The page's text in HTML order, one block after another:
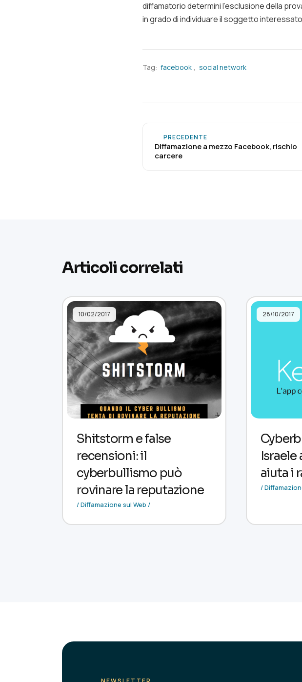
diffamatorio determini l’esclusione della
in grado di individuare il soggetto
Tag: facebook , social network
PRECEDENTE
Diffamazione a mezzo Facebook, rischio
carcere
Articoli correlati
10/02/2017
Shitstorm e false
recensioni: il
cyberbullismo può
rovinare la reputazione
/ Diffamazione sul Web /
28/10/2017
Israele
aiuta i
/